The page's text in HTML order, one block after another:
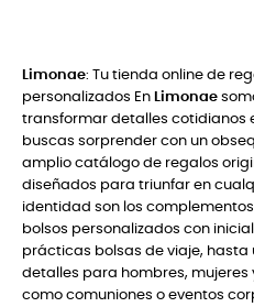
Limonae: Tu tienda online de
personalizados En Limonae
transformar detalles cotidianos
buscas sorprender con un
amplio catálogo de regalos
diseñados para triunfar en
identidad son los
bolsos personalizados con
prácticas bolsas de viaje,
detalles para hombres, mujeres
como comuniones o eventos